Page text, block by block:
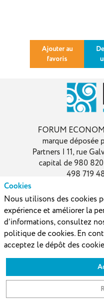
Ajouter au
favoris
FORUM
marque déposée
Partners | 11, rue
capital de 980
498 719
AVEC
Cookies
Nous utilisons des cookies
expérience et améliorer la
d’informations, consultez
politique de cookies. En
acceptez le dépôt des